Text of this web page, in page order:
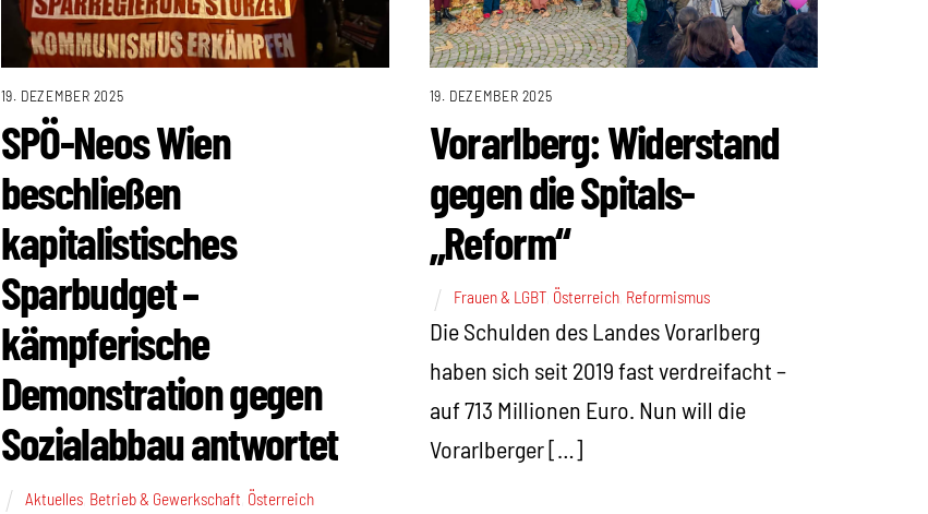
19. DEZEMBER 2025
SPÖ-Neos Wien
beschließen
kapitalistisches
Sparbudget –
kämpferische
Demonstration gegen
Sozialabbau antwortet
Aktuelles, Betrieb & Gewerkschaft Österreich
19. DEZEMBER 2025
Vorarlberg: Widerstand
gegen die Spitals-
„Reform“
Frauen & LGBT, Österreich, Reformismus
Die Schulden des Landes Vorarlberg
haben sich seit 2019 fast verdreifacht –
auf 713 Millionen Euro. Nun will die
Vorarlberger […]